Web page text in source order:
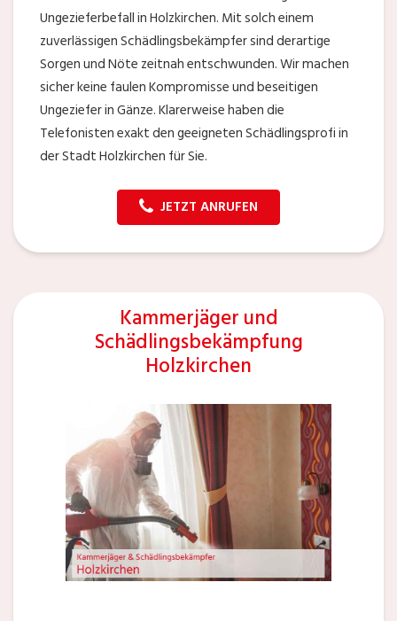
Ungezieferbefall in Holzkirchen. Mit solch einem
zuverlässigen Schädlingsbekämpfer sind derartige
Sorgen und Nöte zeitnah entschwunden. Wir machen
sicher keine faulen Kompromisse und beseitigen
Ungeziefer in Gänze. Klarerweise haben die
Telefonisten exakt den geeigneten Schädlingsprofi in
der Stadt Holzkirchen für Sie.
JETZT ANRUFEN
Kammerjäger und
Schädlingsbekämpfung
Holzkirchen